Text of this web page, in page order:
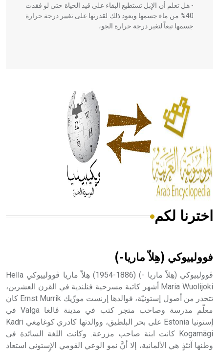
- هل تعلم أن الإبل تستطيع البقاء على قيد الحياة حتى لو فقدت
40% من ماء جسمها ويعود ذلك لقدرتها على تغيير درجة حرارة
جسمها تبعاً لتغير درجة حرارة الجو،
الحكم، الأدلة، تنظيم التغذية، ورسالته في جروح الرأس. ويعود
له الفضل بأنه حرر الطب من الدين والفلسفة.
- هل تعلم أن المرجان إفراز حيواني يتكون في البحر ويتركب
من مادة كربونات الكلسيوم، وهو أحمر أو شديد الحمرة وهو
أجود أنواعه، ويمتاز بكبر الحجم ويسمى الش
هل تعلم أن الأبسيد كلمة فرنسية اللفظ تم اعتمادها مصطلحاً
- هل تعلم أن أبجر Abgar اسم معروف جيداً يعود إلى عدد من
الملوك الذين حكموا مدينة إديسا (الرها) من أبجر الأول وحتى
التاسع، وهم ينتسبون إلى أسرة أوسروين
اخترنا لكم
فوولييوكي (هِلاّ ماريا-)
ڤوولييوكي (هِلاّ ماريا -) (1886-1954) هِلاّ ماريا ڤوولييوكي Hella
Maria Wuolijoki أشهر كاتبة مسرحية فنلندية في القرن العشرين،
تتحدر من أصول إستونيّة، فوالدها إرنست مورِّيك Ernst Murrik كان
معلّم مدرسة وصاحب متجر كتب في مدينة ڤالغا Valga في
إستونيا Estonia على بحر البلطيق، ووالدتها كادري كوغامِغي Kadri
Kogamägi كانت ابنة صاحب مزرعة. وكانت اللغة السائدة في
وطنها آنئذٍ هي الألمانية، إلا أنَّ نمو الوعي القومي الإستوني استعاد